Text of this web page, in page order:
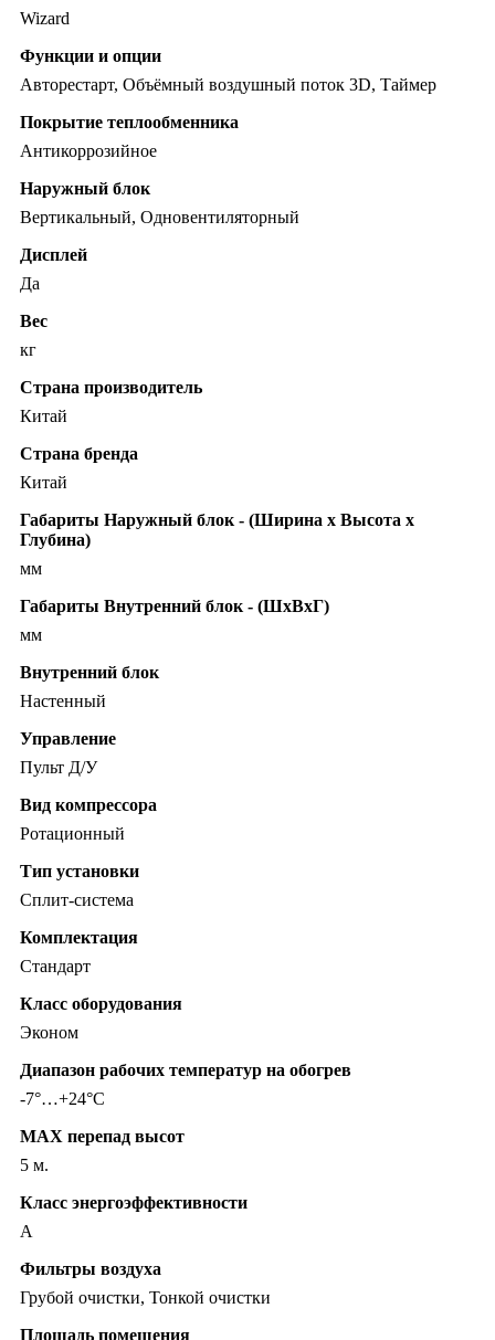
Wizard
Функции и опции
Авторестарт, Объёмный воздушный поток 3D, Таймер
Покрытие теплообменника
Антикоррозийное
Наружный блок
Вертикальный, Одновентиляторный
Дисплей
Да
Вес
кг
Страна производитель
Китай
Страна бренда
Китай
Габариты Наружный блок - (Ширина х Высота х
Глубина)
мм
Габариты Внутренний блок - (ШхВхГ)
мм
Внутренний блок
Настенный
Управление
Пульт Д/У
Вид компрессора
Ротационный
Тип установки
Сплит-система
Комплектация
Стандарт
Класс оборудования
Эконом
Диапазон рабочих температур на обогрев
-7°…+24°C
MAX перепад высот
5 м.
Класс энергоэффективности
A
Фильтры воздуха
Грубой очистки, Тонкой очистки
Площадь помещения